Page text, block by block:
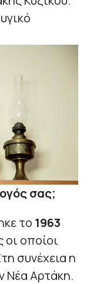
σας;
το 1963
οποίοι
συνέχεια η
Νέα Αρτάκη.